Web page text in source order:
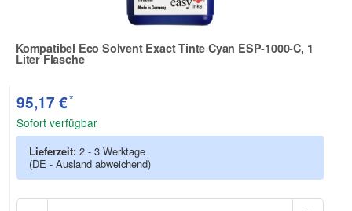
Kompatibel Eco Solvent Exact Tinte Cyan ESP-1000-C, 1
Liter Flasche
Zur Artikelbewertung
95,17 €*
Sofort verfügbar
Lieferzeit: 2 - 3 Werktage
(DE - Ausland abweichend)